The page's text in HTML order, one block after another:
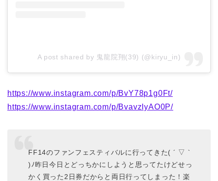
A post shared by 鬼龍院翔(39) (@kiryu_in)
https://www.instagram.com/p/BvY78p1g0Ft/
https://www.instagram.com/p/BvavzIyAO0P/
FF14のファンフェスティバルに行ってきた( ´ ▽ `
)ﾉ昨日今日とどっちかにしようと思ってたけどせっ
かく買った2日券だからと両日行ってしまった！楽